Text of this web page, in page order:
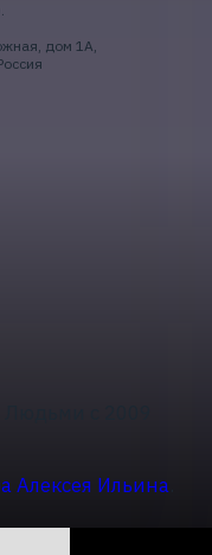
дом 1А,
Алексея Ильина